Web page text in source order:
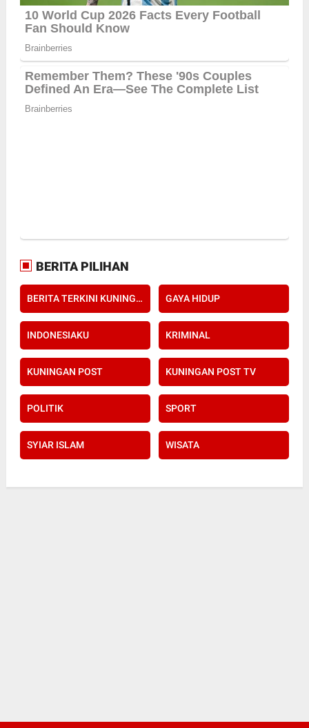
BERITA PILIHAN
BERITA TERKINI KUNINGAN POST GAYA HIDUP
INDONESIAKU KRIMINAL
KUNINGAN POST KUNINGAN POST TV
POLITIK SPORT
SYIAR ISLAM WISATA